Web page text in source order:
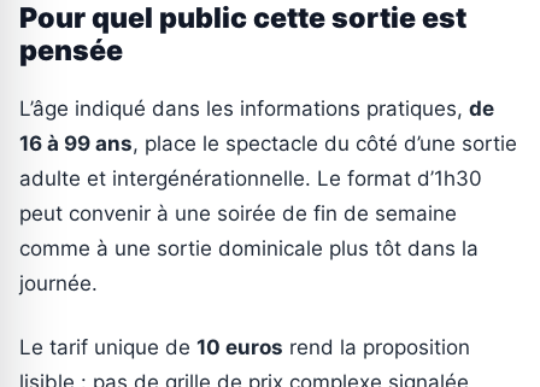
Pour quel public cette sortie est
pensée
L’âge indiqué dans les informations pratiques, de
16 à 99 ans, place le spectacle du côté d’une sortie
adulte et intergénérationnelle. Le format d’1h30
peut convenir à une soirée de fin de semaine
comme à une sortie dominicale plus tôt dans la
journée.
Le tarif unique de 10 euros rend la proposition